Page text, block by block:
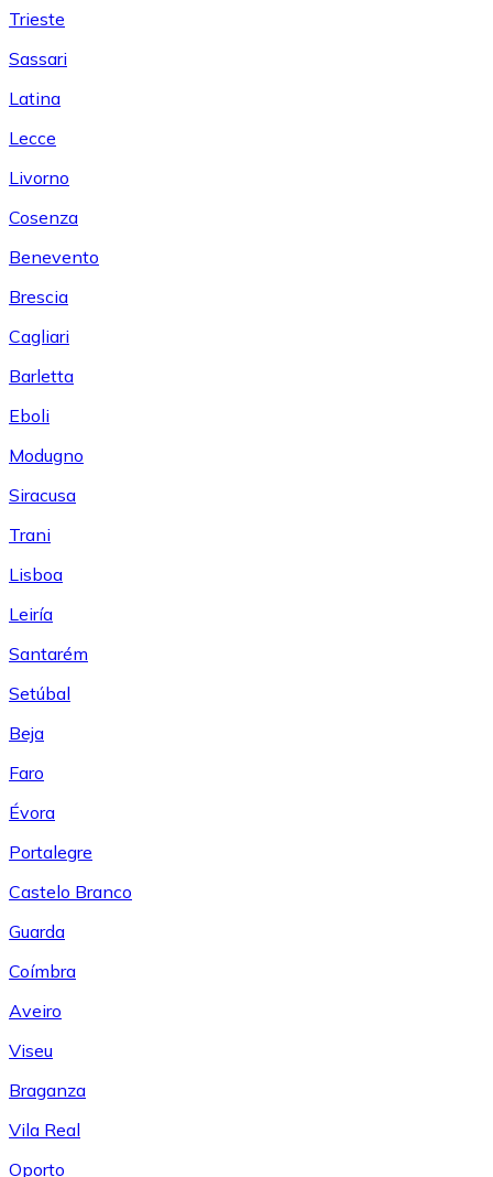
Trieste
Sassari
Latina
Lecce
Livorno
Cosenza
Benevento
Brescia
Cagliari
Barletta
Eboli
Modugno
Siracusa
Trani
Lisboa
Leiría
Santarém
Setúbal
Beja
Faro
Évora
Portalegre
Castelo Branco
Guarda
Coímbra
Aveiro
Viseu
Braganza
Vila Real
Oporto